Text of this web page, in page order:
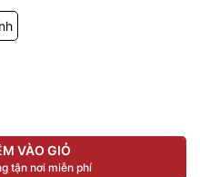
VÀO GIỎ
tận nơi miễn phí